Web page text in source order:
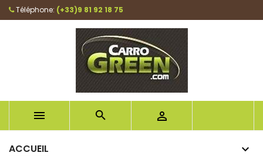
Téléphone: (+33)9 81 92 18 75
  
ACCUEIL